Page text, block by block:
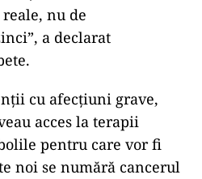
nu de
a declarat
cu afecțiuni grave,
acces la terapii
pentru care vor fi
noi se numără cancerul